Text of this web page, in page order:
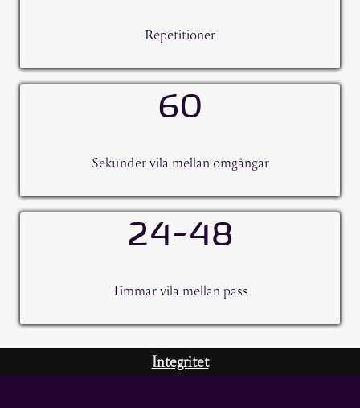
Repetitioner
60
Sekunder vila mellan omgångar
24-48
Timmar vila mellan pass
Integritet